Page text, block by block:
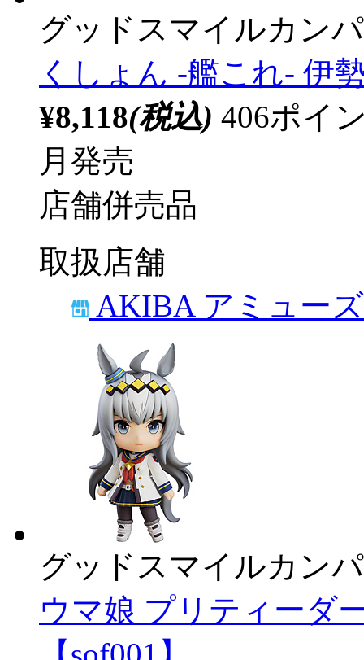
グッドスマイルカン
くしょん ‐艦これ- 伊
¥8,118(税込) 406ポイ
月発売
店舗併売品
取扱店舗
AKIBA アミュー
グッドスマイルカン
ウマ娘 プリティーダ